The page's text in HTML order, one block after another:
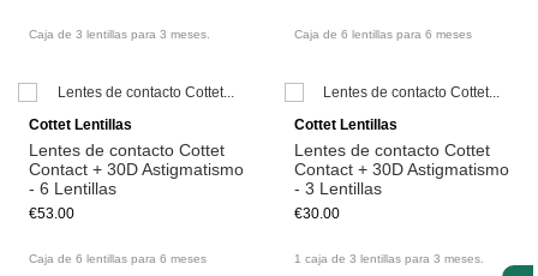
Caja de 3 lentillas para 3 meses. Caja de 6 lentillas para 6 meses
Cottet Lentillas
Lentes de contacto Cottet
Contact + 30D Astigmatismo
- 6 Lentillas
€53.00
Caja de 6 lentillas para 6 meses
Cottet Lentillas
Lentes de contacto Cottet
Contact + 30D Astigmatismo
- 3 Lentillas
€30.00
1 caja de 3 lentillas para 3 meses.